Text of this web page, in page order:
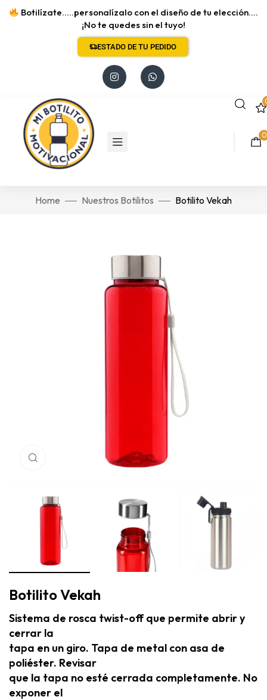
Botilízate.....personalízalo con el diseño de tu elección....
¡No te quedes sin el tuyo!
ESTADO DE TU PEDIDO
0
Home Nuestros Botilitos Botilito Vekah
Botilito Vekah
Sistema de rosca twist-off que permite abrir y
cerrar la
tapa en un giro. Tapa de metal con asa de
poliéster. Revisar
que la tapa no esté cerrada completamente. No
exponer el